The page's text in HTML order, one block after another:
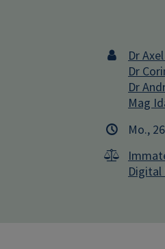
Dr
Dr
Dr
Mag
Mo.,
Digital